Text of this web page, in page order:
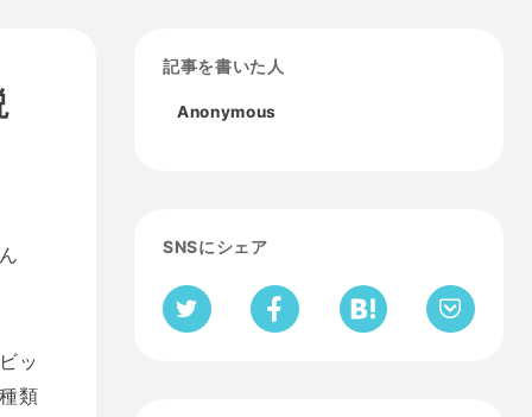
ッ
類
記事を書いた人
Anonymous
SNSにシェア